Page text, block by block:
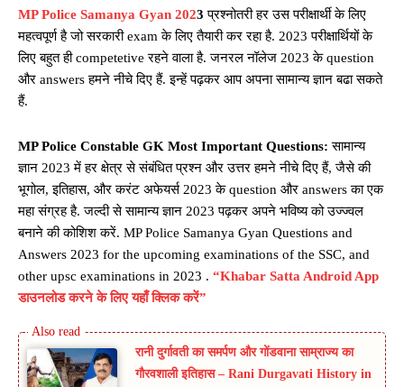
MP Police Samanya Gyan 2023 प्रश्नोतरी हर उस परीक्षार्थी के लिए
महत्वपूर्ण है जो सरकारी exam के लिए तैयारी कर रहा है. 2023 परीक्षार्थियों के
लिए बहुत ही competetive रहने वाला है. जनरल नॉलेज 2023 के question
और answers हमने नीचे दिए हैं. इन्हें पढ़कर आप अपना सामान्य ज्ञान बढा सकते
हैं.
MP Police Constable GK Most Important Questions:सामान्य
ज्ञान 2023 में हर क्षेत्र से संबंधित प्रश्न और उत्तर हमने नीचे दिए हैं, जैसे की
भूगोल, इतिहास, और करंट अफेयर्स 2023 के question और answers का एक
महा संग्रह है. जल्दी से सामान्य ज्ञान 2023 पढ़कर अपने भविष्य को उज्ज्वल
बनाने की कोशिश करें. MP Police Samanya Gyan Questions and
Answers 2023 for the upcoming examinations of the SSC, and
other upsc examinations in 2023 . “Khabar Satta Android App
डाउनलोड करने के लिए यहाँ क्लिक करें”
रानी दुर्गावती का समर्पण और गोंडवाना साम्राज्य का
गौरवशाली इतिहास – Rani Durgavati History in